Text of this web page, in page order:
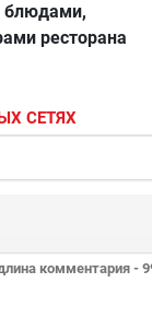
блюдами,
ресторана
СЕТЯХ